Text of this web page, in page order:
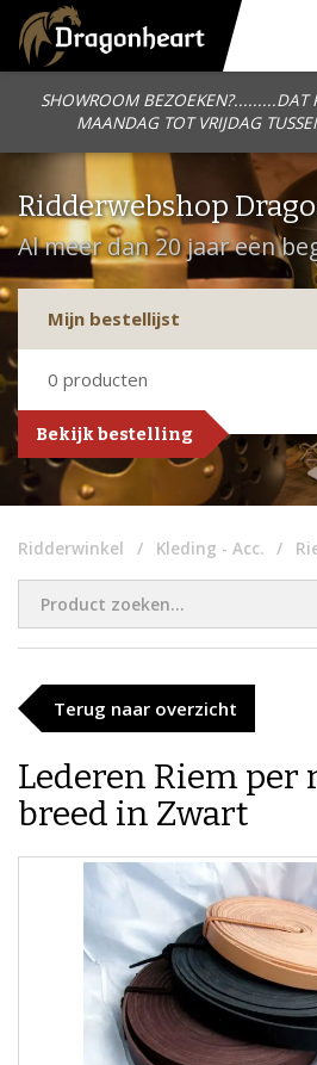
SHOWROOM BEZOEKEN?.........DAT
MAANDAG TOT VRIJDAG
Ridderwebshop
Al meer dan 20 jaar een
Mijn bestellijst
0 producten
Bekijk bestelling
Ridderwinkel Kleding - Acc.
Terug naar overzicht
​​Lederen Riem per
breed in Zwart